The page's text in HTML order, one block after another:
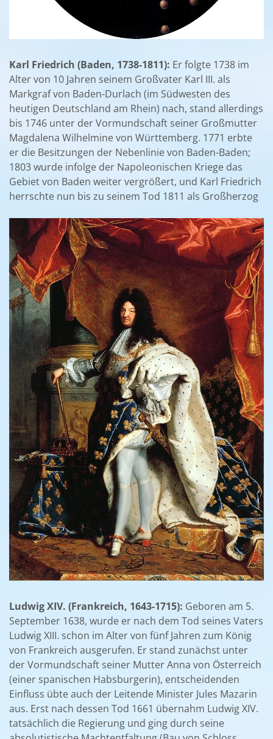
Karl Friedrich (Baden, 1738-1811): Er folgte 1738 im
Alter von 10 Jahren seinem Großvater Karl III. als
Markgraf von Baden-Durlach (im Südwesten des
heutigen Deutschland am Rhein) nach, stand allerdings
bis 1746 unter der Vormundschaft seiner Großmutter
Magdalena Wilhelmine von Württemberg. 1771 erbte
er die Besitzungen der Nebenlinie von Baden-Baden;
1803 wurde infolge der Napoleonischen Kriege das
Gebiet von Baden weiter vergrößert, und Karl Friedrich
herrschte nun bis zu seinem Tod 1811 als Großherzog
Ludwig XIV. (Frankreich, 1643-1715): Geboren am 5.
September 1638, wurde er nach dem Tod seines Vaters
Ludwig XIII. schon im Alter von fünf Jahren zum König
von Frankreich ausgerufen. Er stand zunächst unter
der Vormundschaft seiner Mutter Anna von Österreich
(einer spanischen Habsburgerin), entscheidenden
Einfluss übte auch der Leitende Minister Jules Mazarin
aus. Erst nach dessen Tod 1661 übernahm Ludwig XIV.
tatsächlich die Regierung und ging durch seine